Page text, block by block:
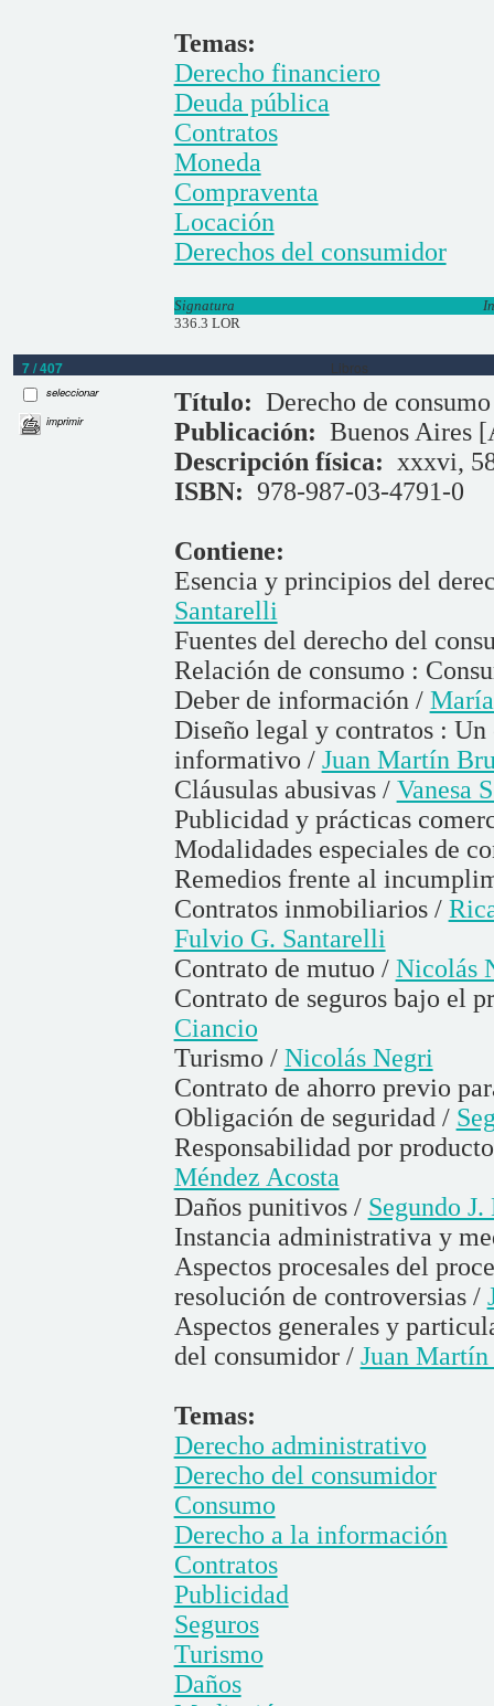
Temas:
Derecho financiero
Deuda pública
Contratos
Moneda
Compraventa
Locación
Derechos del consumidor
Signatura
336.3 LOR
7 / 407 Libros
seleccionar
imprimir
Título: Derecho de consumo
Publicación: Buenos Aires
Descripción física: xxxvi,
ISBN: 978-987-03-4791-0
Contiene:
Esencia y principios del
Santarelli
Fuentes del derecho del
Relación de consumo :
Deber de información /
Diseño legal y contratos :
informativo / Juan Martín
Cláusulas abusivas / Vanesa
Publicidad y prácticas
Modalidades especiales de
Remedios frente al
Contratos inmobiliarios /
Fulvio G. Santarelli
Contrato de mutuo / Nicolás
Contrato de seguros bajo el
Ciancio
Turismo / Nicolás Negri
Contrato de ahorro previo
Obligación de seguridad /
Responsabilidad por
Méndez Acosta
Daños punitivos / Segundo
Instancia administrativa y
Aspectos procesales del
resolución de controversias /
Aspectos generales y
del consumidor / Juan
Temas:
Derecho administrativo
Derecho del consumidor
Consumo
Derecho a la información
Contratos
Publicidad
Seguros
Turismo
Daños